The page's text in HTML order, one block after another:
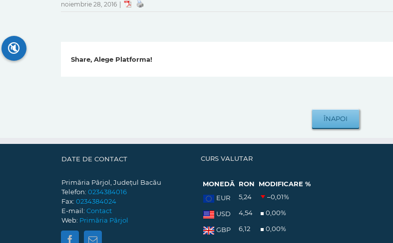
noiembrie 28, 2016
Share, Alege Platforma!
DATE DE CONTACT
Primăria Pârjol, Județul Bacău
Telefon: 0234384016
Fax: 0234384024
E-mail: Contact
Web: Primăria Pârjol
CURS VALUTAR
MONEDĂ RON
MODIFICARE %
EUR
5,24 –0,01%
USD 4,54 0,00%
GBP 6,12 0,00%
🔇